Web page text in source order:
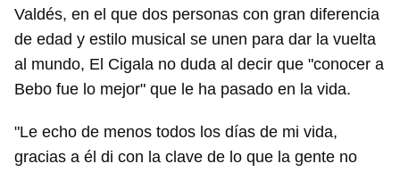
Valdés, en el que dos personas con gran diferencia
de edad y estilo musical se unen para dar la vuelta
al mundo, El Cigala no duda al decir que "conocer a
Bebo fue lo mejor" que le ha pasado en la vida.
"Le echo de menos todos los días de mi vida,
gracias a él di con la clave de lo que la gente no